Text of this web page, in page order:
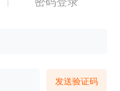
发送验证码